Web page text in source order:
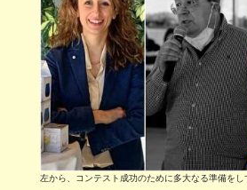
左から、コンテスト成功のために多大なる準備を